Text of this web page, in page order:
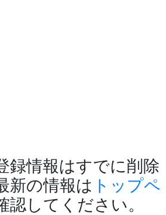
情報はすでに削除
新の情報は トップペ
認してください。